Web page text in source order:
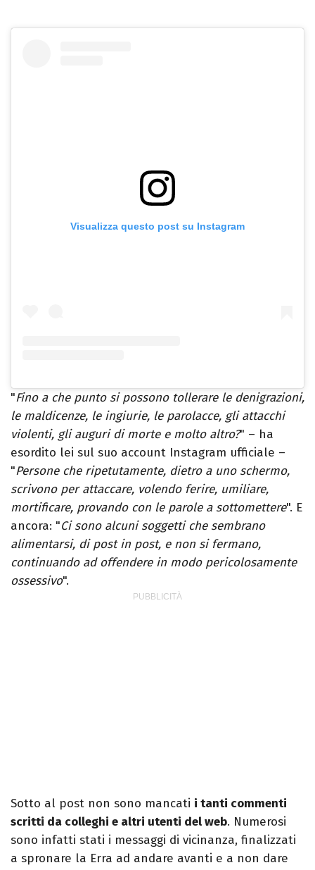
Visualizza questo post su Instagram
"Fino a che punto si possono tollerare le denigrazioni,
le maldicenze, le ingiurie, le parolacce, gli attacchi
violenti, gli auguri di morte e molto altro?" – ha
esordito lei sul suo account Instagram ufficiale –
"Persone che ripetutamente, dietro a uno schermo,
scrivono per attaccare, volendo ferire, umiliare,
mortificare, provando con le parole a sottomettere". E
ancora: "Ci sono alcuni soggetti che sembrano
alimentarsi, di post in post, e non si fermano,
continuando ad offendere in modo pericolosamente
ossessivo".
Sotto al post non sono mancati i tanti commenti
scritti da colleghi e altri utenti del web. Numerosi
sono infatti stati i messaggi di vicinanza, finalizzati
a spronare la Erra ad andare avanti e a non dare